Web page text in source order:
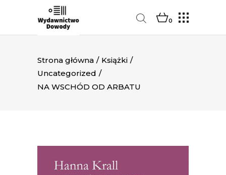
0
Strona główna / Książki /
Uncategorized /
NA WSCHÓD OD ARBATU